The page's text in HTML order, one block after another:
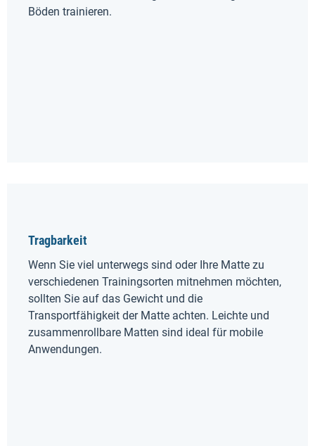
Böden trainieren.
Tragbarkeit
Wenn Sie viel unterwegs sind oder Ihre Matte zu
verschiedenen Trainingsorten mitnehmen möchten,
sollten Sie auf das Gewicht und die
Transportfähigkeit der Matte achten. Leichte und
zusammenrollbare Matten sind ideal für mobile
Anwendungen.